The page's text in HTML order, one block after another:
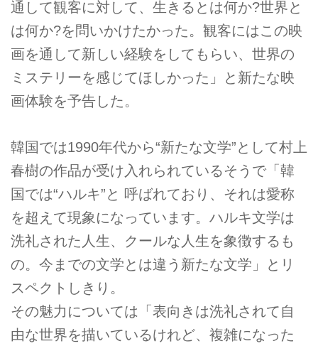
通して観客に対して、生きるとは何か?世界と
は何か?を問いかけたかった。観客にはこの映
画を通して新しい経験をしてもらい、世界の
ミステリーを感じてほしかった」と新たな映
画体験を予告した。
韓国では1990年代から“新たな文学”として村上
春樹の作品が受け入れられているそうで「韓
国では“ハルキ”と 呼ばれており、それは愛称
を超えて現象になっています。ハルキ文学は
洗礼された人生、クールな人生を象徴するも
の。今までの文学とは違う新たな文学」とリ
スペクトしきり。
その魅力については「表向きは洗礼されて自
由な世界を描いているけれど、複雑になった